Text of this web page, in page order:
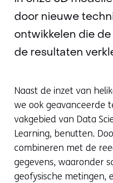
door nieuwe
ontwikkelen die
de resultaten
Naast de inzet van
we ook geavanceerde
vakgebied van Data
Learning, benutten.
combineren met de
gegevens, waaronder
geofysische metingen,